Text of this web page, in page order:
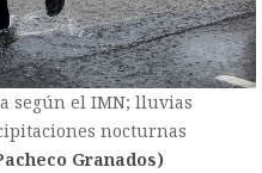
según el IMN; lluvias
nocturnas
Granados)